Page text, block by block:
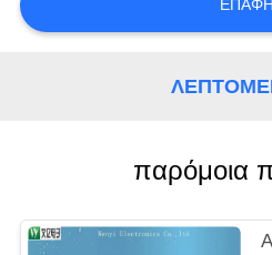
ΑΠΌΣΠΑΣΜΑ
PRIVACYπαρόμοια